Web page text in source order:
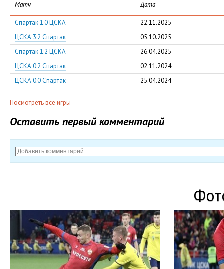
Матч Дата
Спартак 1:0 ЦСКА
22.11.2025
ЦСКА 3:2 Спартак
05.10.2025
Спартак 1:2 ЦСКА
26.04.2025
ЦСКА 0:2 Спартак
02.11.2024
ЦСКА 0:0 Спартак
25.04.2024
Посмотреть все игры
Оставить первый комментарий